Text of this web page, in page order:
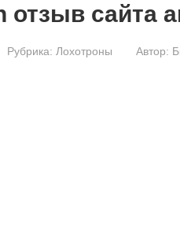
отзыв сайта
Рубрика: Лохотроны Автор: